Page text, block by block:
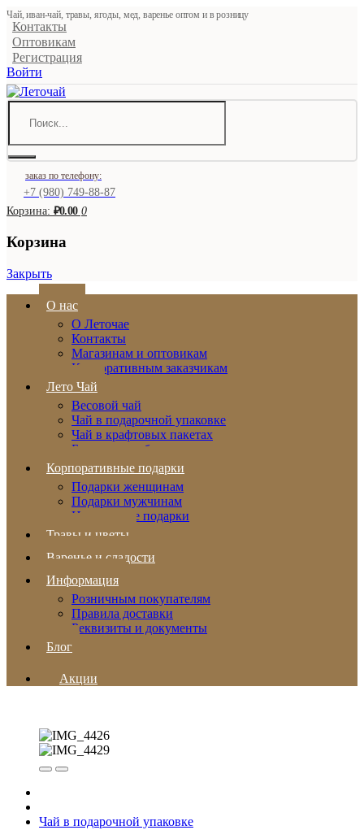
Чай, иван-чай, травы, ягоды, мед, варенье оптом и в розницу
Контакты
Оптовикам
Регистрация
Войти
заказ по телефону:
+7 (980) 749-88-87
Корзина: ₽0.00 0
Корзина
Закрыть
О нас
О Леточае
Контакты
Магазинам и оптовикам
Корпоративным заказчикам
Лето Чай
Весовой чай
Чай в подарочной упаковке
Чай в крафтовых пакетах
Бальзамы и сбитни
Корпоративные подарки
Подарки женщинам
Подарки мужчинам
Новогодние подарки
Травы и цветы
Варенье и сладости
Информация
Розничным покупателям
Правила доставки
Реквизиты и документы
Блог
Акции
Чай в подарочной упаковке